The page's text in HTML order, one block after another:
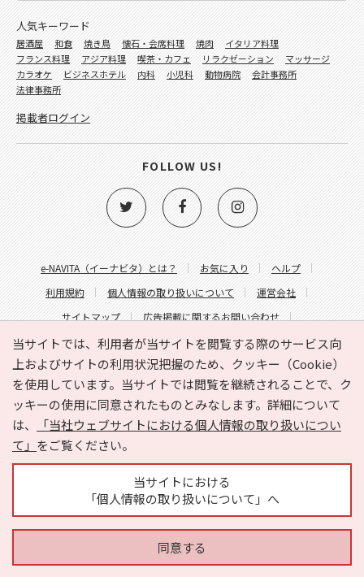
当サイトでは、利用者が当サイトを閲覧する際のサービス向
上およびサイトの利用状況把握のため、クッキー（Cookie）
を使用しています。当サイトでは閲覧を継続されることで、ク
ッキーの使用に同意されたものとみなします。詳細について
は、
「当社ウェブサイトにおける個人情報の取り扱いについ
て」 をご覧ください。
当サイトにおける
「個人情報の取り扱いについて」へ
同意する
e-NAVITA（イーナビタ）とは？ お気に入り
ヘルプ
利用規約
個人情報の取り扱いについて
運営会社
サイトマップ
広告掲載に関するお問い合わせ
サイトの内容に関するお問い合わせ
人気キーワード
居酒屋 和食 焼き鳥 懐石・会席料理 焼肉
イタリア料理
フランス料理
アジア料理 喫茶・カフェ リラクゼーション
マッサージ
カラオケ
ビジネスホテル 内科 小児科 動物病院
会計事務所
法律事務所
掲載者ログイン
FOLLOW US!
Copyright © HYOJITO.Co.,Ltd. All Rights Reserved.